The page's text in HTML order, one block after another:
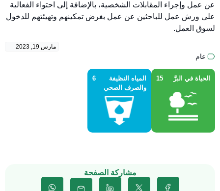
عن عمل وإجراء المقابلات الشخصية، بالإضافة إلى احتواء الفعالية
على ورش عمل للباحثين عن عمل بغرض تمكينهم وتهيئتهم للدخول
لسوق العمل.
مارس 19, 2023
عام
الحياة في البرَّ 15
المياه النظيفة
والصرف الصحي
6
مشاركة الصفحة